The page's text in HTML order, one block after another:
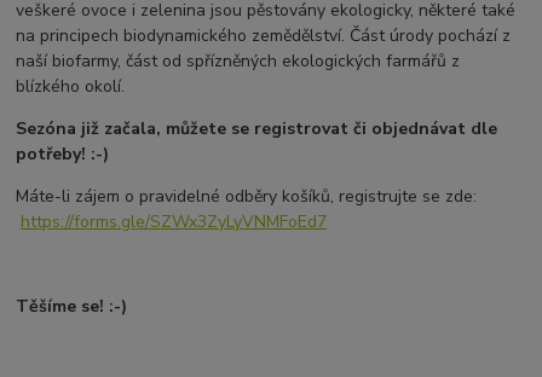
veškeré ovoce i zelenina jsou pěstovány ekologicky, některé také
na principech biodynamického zemědělství. Část úrody pochází z
naší biofarmy, část od spřízněných ekologických farmářů z
blízkého okolí.
Sezóna již začala, můžete se registrovat či objednávat dle
potřeby! :-)
Máte-li zájem o pravidelné odběry košíků, registrujte se zde:
https://forms.gle/SZWx3ZyLyVNMFoEd7
Těšíme se! :-)